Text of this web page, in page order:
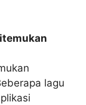
lagu